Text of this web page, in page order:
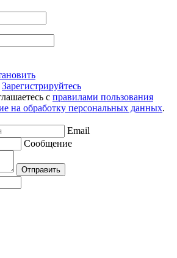
Зарегистрируйтесь
с правилами пользования
на обработку персональных данных.
Email
Сообщение
Отправить